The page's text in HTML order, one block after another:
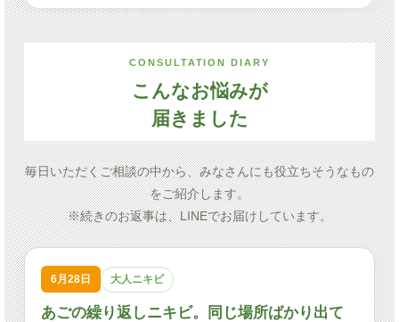
CONSULTATION DIARY
こんなお悩みが
届きました
毎日いただくご相談の中から、みなさんにも役立ちそうなもの
をご紹介します。
※続きのお返事は、LINEでお届けしています。
6月28日 大人ニキビ
あごの繰り返しニキビ。同じ場所ばかり出て